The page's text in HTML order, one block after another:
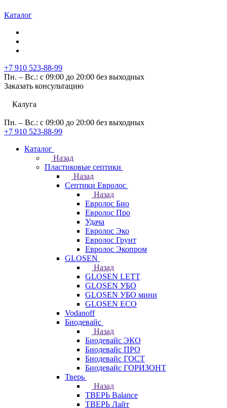
Каталог
+7 910 523-88-99
Пн. – Вс.: с 09:00 до 20:00 без выходных
Заказать консультацию
Калуга
Пн. – Вс.: с 09:00 до 20:00 без выходных
+7 910 523-88-99
Каталог
Назад
Пластиковые септики
Назад
Септики Евролос
Назад
Евролос Био
Евролос Про
Удача
Евролос Эко
Евролос Грунт
Евролос Экопром
GLOSEN
Назад
GLOSEN LETT
GLOSEN УБО
GLOSEN УБО мини
GLOSEN ECO
Vodanoff
Биодевайс
Назад
Биодевайс ЭКО
Биодевайс ПРО
Биодевайс ГОСТ
Биодевайс ГОРИЗОНТ
Тверь
Назад
ТВЕРЬ Balance
ТВЕРЬ Лайт